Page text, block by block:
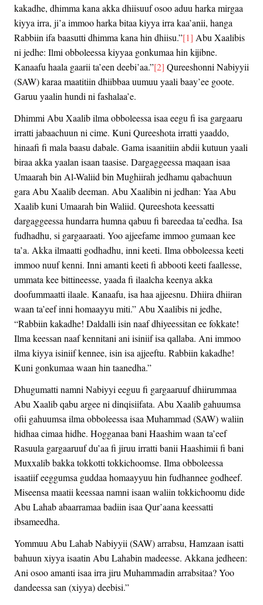
kakadhe, dhimma kana akka dhiisuuf osoo aduu harka mirgaa
kiyya irra, ji’a immoo harka bitaa kiyya irra kaa’anii, hanga
Rabbiin ifa baasutti dhimma kana hin dhiisu.”[1] Abu Xaalibis
ni jedhe: Ilmi obboleessa kiyyaa gonkumaa hin kijibne.
Kanaafu haala gaarii ta’een deebi’aa.”[2] Qureeshonni Nabiyyii
(SAW) karaa maatitiin dhiibbaa uumuu yaali baay’ee goote.
Garuu yaalin hundi ni fashalaa’e.
Dhimmi Abu Xaalib ilma obboleessa isaa eegu fi isa gargaaru
irratti jabaachuun ni cime. Kuni Qureeshota irratti yaaddo,
hinaafi fi mala baasu dabale. Gama isaanitiin abdii kutuun yaali
biraa akka yaalan isaan taasise. Dargaggeessa maqaan isaa
Umaarah bin Al-Waliid bin Mughiirah jedhamu qabachuun
gara Abu Xaalib deeman. Abu Xaalibin ni jedhan: Yaa Abu
Xaalib kuni Umaarah bin Waliid. Qureeshota keessatti
dargaggeessa hundarra humna qabuu fi bareedaa ta’eedha. Isa
fudhadhu, si gargaaraati. Yoo ajjeefame immoo gumaan kee
ta’a. Akka ilmaatti godhadhu, inni keeti. Ilma obboleessa keeti
immoo nuuf kenni. Inni amanti keeti fi abbooti keeti faallesse,
ummata kee bittineesse, yaada fi ilaalcha keenya akka
doofummaatti ilaale. Kanaafu, isa haa ajjeesnu. Dhiira dhiiran
waan ta’eef inni homaayyu miti.” Abu Xaalibis ni jedhe,
“Rabbiin kakadhe! Daldalli isin naaf dhiyeessitan ee fokkate!
Ilma keessan naaf kennitani ani isiniif isa qallaba. Ani immoo
ilma kiyya isiniif kennee, isin isa ajjeeftu. Rabbiin kakadhe!
Kuni gonkumaa waan hin taanedha.”
Dhugumatti namni Nabiyyi eeguu fi gargaaruuf dhiirummaa
Abu Xaalib qabu argee ni dinqisiifata. Abu Xaalib gahuumsa
ofii gahuumsa ilma obboleessa isaa Muhammad (SAW) waliin
hidhaa cimaa hidhe. Hogganaa bani Haashim waan ta’eef
Rasuula gargaaruuf du’aa fi jiruu irratti banii Haashimii fi bani
Muxxalib bakka tokkotti tokkichoomse. Ilma obboleessa
isaatiif eeggumsa guddaa homaayyuu hin fudhannee godheef.
Miseensa maatii keessaa namni isaan waliin tokkichoomu dide
Abu Lahab abaarramaa badiin isaa Qur’aana keessatti
ibsameedha.
Yommuu Abu Lahab Nabiyyii (SAW) arrabsu, Hamzaan isatti
bahuun xiyya isaatin Abu Lahabin madeesse. Akkana jedheen:
Ani osoo amanti isaa irra jiru Muhammadin arrabsitaa? Yoo
dandeessa san (xiyya) deebisi.”